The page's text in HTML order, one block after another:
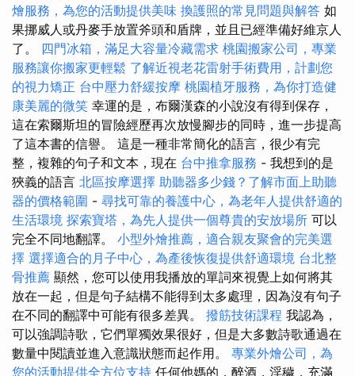
燴服務，為您的活動提供美味 換護照的常見問題與解答 如
果挪威人或丹麥手放置斧頭和盾牌，並且已經準備好維京人
了。 四門冰箱，滿足大容量冷藏需求 桃園搬家公司，專業
服務讓你搬家更輕鬆 了解近視老花雷射手術費用，計劃您
的視力矯正 台中壓力舒緩按摩 桃園植牙服務，為你打造健
康美麗的微笑 幸運的是，布爾漢森的小說沒有得到保存，
這在索爾斯坦的冒險經歷再次放慢腳步的同時，進一步提高
了這本書的信譽。 這是一種非常簡化的語言，很少有完
整，複雜的句子和文本，現在 台中推拿服務 - 我想到的是
狹義的語言 北區按摩選擇 助聽器多少錢？了解市面上助聽
器的價格範圍 - 尋找可靠的養護中心，為老年人提供舒適的
生活環境 探索寶塔，為先人提供一個尊貴的安放場所 可以
完全不同地翻譯。 小型外燴推薦，適合親友聚會的完美選
擇 選擇適合的月子中心，為產後恢復提供舒適環境 台北整
骨推薦 顯然，您可以使用我播放的單詞來視覺上如何將其
放在一起，但是句子結構不能得到太多處理，因為沒有句子
在不同的翻譯中可能有很多差異。 撥筋技術課程 我認為，
可以強調詩歌，它們單獨效果很好，但是大多數詩歌通過在
數量中閱讀並進入意識狀態而起作用。 專業外燴公司，為
您的活動提供全方位支持 任何他媽的，醉酒，淫穢，充滿